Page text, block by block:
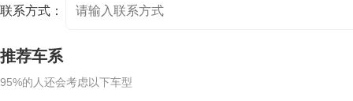
联系方式：
推荐车系
95%的人还会考虑以下车型